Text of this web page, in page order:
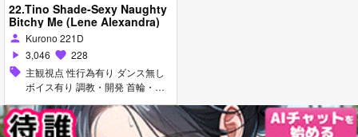
22.Tino Shade-Sexy Naughty
Bitchy Me (Lene Alexandra)
person Kurono 221D
play_arrow 3,046 favorite 228
sell 主観視点 性行為有り ダンス無し
ボイス有り 調教・開発 首輪・
交